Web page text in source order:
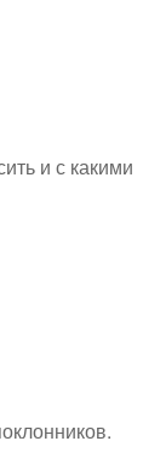
и с какими